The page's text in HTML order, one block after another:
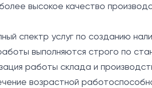
высокое качество
спектр услуг по созданию
выполняются строго по
работы склада и
возрастной